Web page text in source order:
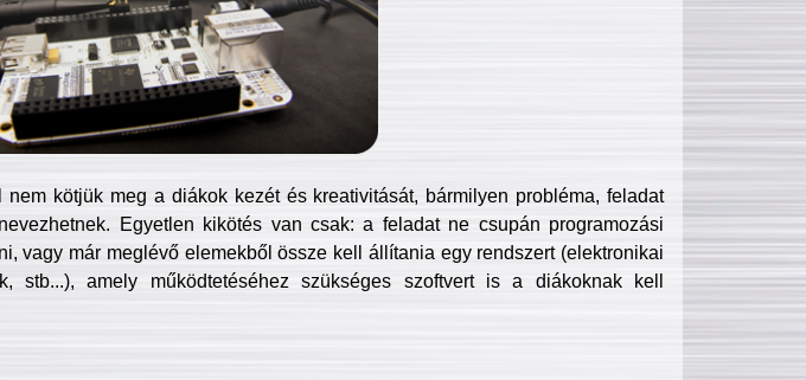
nem kötjük meg a diákok kezét és kreativitását, bármilyen probléma, feladat
Egyetlen kikötés van csak: a feladat ne csupán programozási
vagy már meglévő elemekből össze kell állítania egy rendszert (elektronikai
stb...), amely működtetéséhez szükséges szoftvert is a diákoknak kell